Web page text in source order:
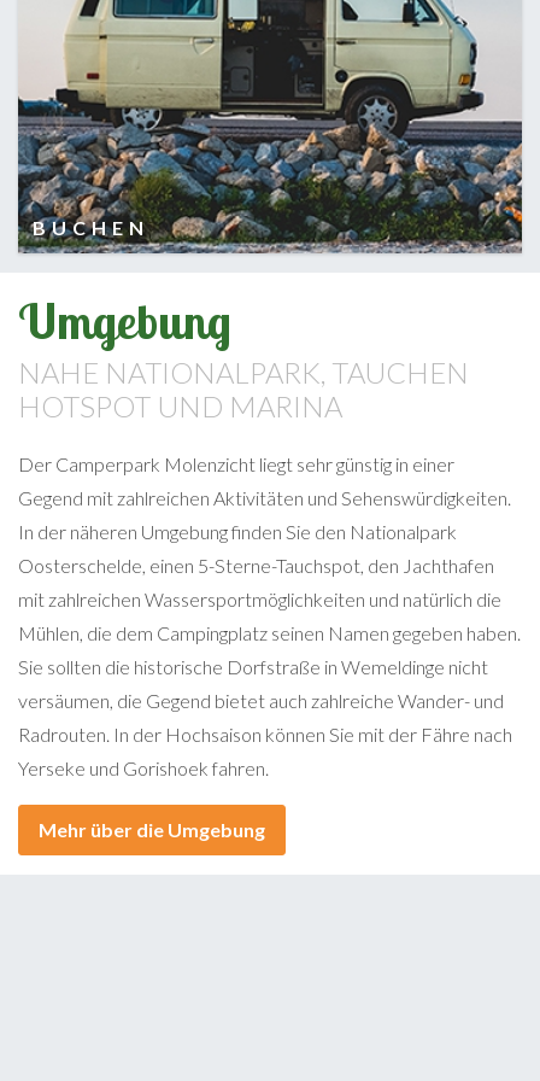
BUCHEN
Umgebung
NAHE NATIONALPARK, TAUCHEN
HOTSPOT UND MARINA
Der Camperpark Molenzicht liegt sehr günstig in einer
Gegend mit zahlreichen Aktivitäten und Sehenswürdigkeiten.
In der näheren Umgebung finden Sie den Nationalpark
Oosterschelde, einen 5-Sterne-Tauchspot, den Jachthafen
mit zahlreichen Wassersportmöglichkeiten und natürlich die
Mühlen, die dem Campingplatz seinen Namen gegeben haben.
Sie sollten die historische Dorfstraße in Wemeldinge nicht
versäumen, die Gegend bietet auch zahlreiche Wander- und
Radrouten. In der Hochsaison können Sie mit der Fähre nach
Yerseke und Gorishoek fahren.
Mehr über die Umgebung